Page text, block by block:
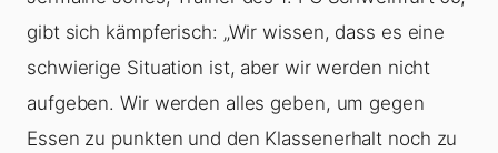
gibt sich kämpferisch: „Wir wissen, dass es eine
schwierige Situation ist, aber wir werden nicht
aufgeben. Wir werden alles geben, um gegen
Essen zu punkten und den Klassenerhalt noch zu